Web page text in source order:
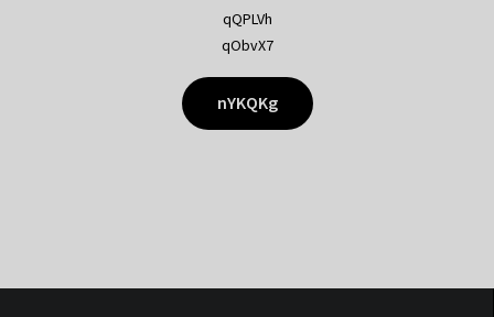
qQPLVh
qObvX7
nYKQKg